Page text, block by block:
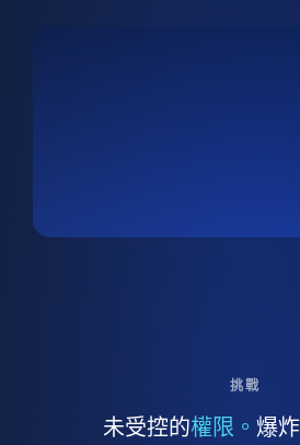
挑戰
未受控的權限。 爆